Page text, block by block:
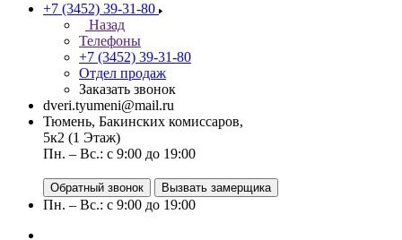
+7 (3452) 39-31-80
Назад
Телефоны
+7 (3452) 39-31-80
Отдел продаж
Заказать звонок
dveri.tyumeni@mail.ru
Тюмень, Бакинских комиссаров,
5к2 (1 Этаж)
Пн. – Вс.: с 9:00 до 19:00
Обратный звонок Вызвать замерщика
Пн. – Вс.: с 9:00 до 19:00